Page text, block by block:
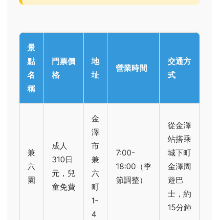
景
點
名
稱
門票價
格
地
址
營業時間
交通方
式
兼
六
園
成人
310日
元，兒
童免費
金
澤
市
兼
六
町
1-
4
7:00-
18:00（季
節調整）
從金澤
站搭乘
城下町
金澤周
遊巴
士，約
15分鐘